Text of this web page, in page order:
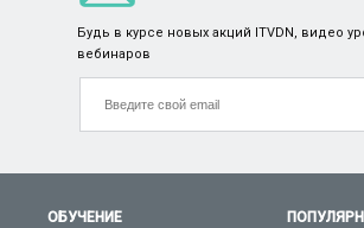
ОБУЧЕНИЕ
Будь в курсе новых акций ITVDN, видео
вебинаров